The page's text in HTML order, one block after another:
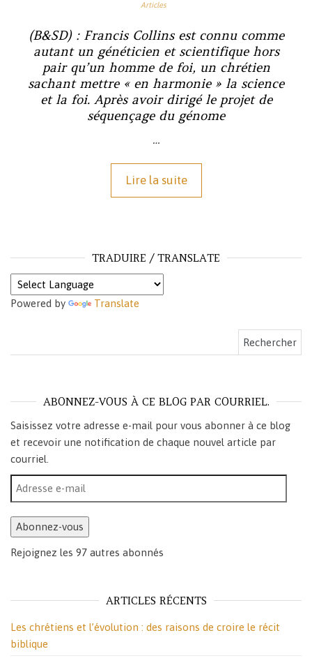
Articles
(B&SD) : Francis Collins est connu comme
autant un généticien et scientifique hors
pair qu’un homme de foi, un chrétien
sachant mettre « en harmonie » la science
et la foi. Après avoir dirigé le projet de
séquençage du génome
…
Lire la suite
TRADUIRE / TRANSLATE
Powered by Translate
ABONNEZ-VOUS À CE BLOG PAR COURRIEL.
Saisissez votre adresse e-mail pour vous abonner à ce blog
et recevoir une notification de chaque nouvel article par
courriel.
Adresse e-mail
Abonnez-vous
Rejoignez les 97 autres abonnés
ARTICLES RÉCENTS
Les chrétiens et l’évolution : des raisons de croire le récit
biblique